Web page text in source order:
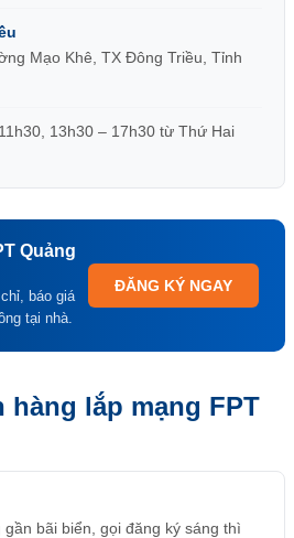
Mạo Khê, TX Đông Triều, Tỉnh
13h30 – 17h30 từ Thứ Hai
Quảng
báo giá
tại nhà.
ĐĂNG KÝ NGAY
hàng lắp mạng FPT
bãi biển, gọi đăng ký sáng thì